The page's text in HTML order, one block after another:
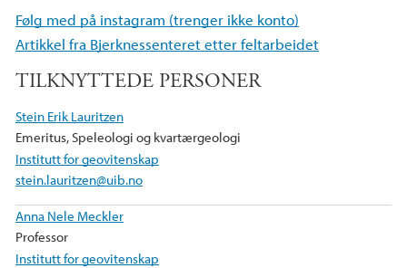
t
e
r
e
d
e
b
o
o
Følg med på instagram (trenger ikke konto)
Artikkel fra Bjerknessenteret etter feltarbeidet
TILKNYTTEDE PERSONER
Stein Erik Lauritzen
Emeritus, Speleologi og kvartærgeologi
Institutt for geovitenskap
stein.lauritzen@uib.no
Anna Nele Meckler
Professor
Institutt for geovitenskap